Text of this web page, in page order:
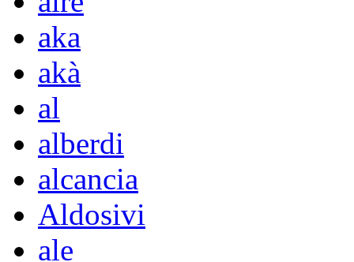
aka
akà
al
alberdi
alcancia
Aldosivi
ale